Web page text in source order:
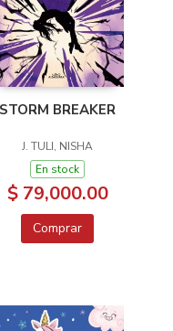
STORM BREAKER
J. TULI, NISHA
En stock
$ 79,000.00
Comprar